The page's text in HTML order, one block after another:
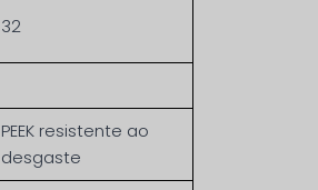
32
PEEK resistente ao
desgaste